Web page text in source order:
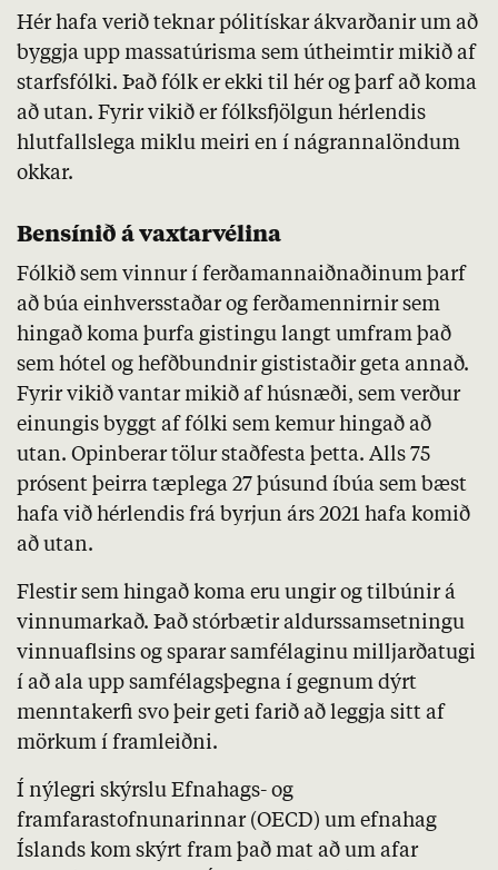
Hér hafa verið teknar pólitískar ákvarðanir um að
byggja upp massatúrisma sem útheimtir mikið af
starfsfólki. Það fólk er ekki til hér og þarf að koma
að utan. Fyrir vikið er fólksfjölgun hérlendis
hlutfallslega miklu meiri en í nágrannalöndum
okkar.
Bensínið á vaxtarvélina
Fólkið sem vinnur í ferðamannaiðnaðinum þarf
að búa einhversstaðarog ferðamennirnir sem
hingað koma þurfa gistingu langt umfram það
sem hótel og hefðbundnir gististaðir geta annað.
Fyrir vikið vantar mikið af húsnæði, sem verður
einungis byggt af fólki sem kemur hingað að
utan. Opinberar tölur staðfesta þetta. Alls 75
prósent þeirra tæplega 27 þúsund íbúa sem bæst
hafa við hérlendis frá byrjun árs 2021 hafa komið
að utan.
Flestir sem hingað koma eru ungir og tilbúnir á
vinnumarkað. Það stórbætiraldurssamsetningu
vinnuaflsins og sparar samfélaginu milljarðatugi
í að ala upp samfélagsþegna í gegnum dýrt
menntakerfi svo þeir geti farið að leggja sitt af
mörkum í framleiðni.
Í nýlegri skýrslu Efnahags- og
framfarastofnunarinnar (OECD) um efnahag
Íslands kom skýrt fram það mat að um afar